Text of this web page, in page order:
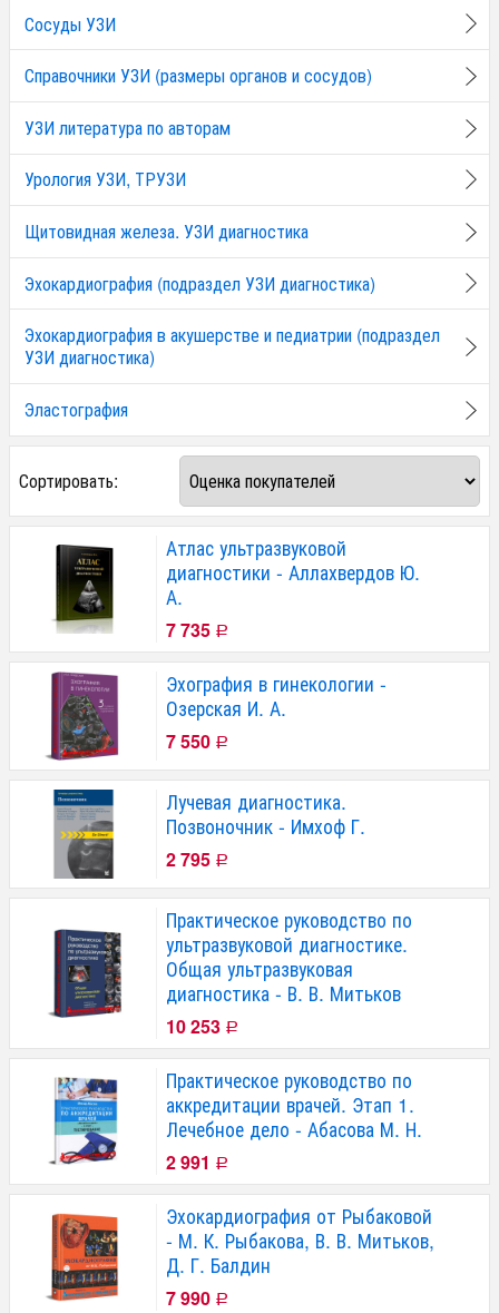
Сосуды УЗИ
Справочники УЗИ (размеры органов и сосудов)
УЗИ литература по авторам
Урология УЗИ, ТРУЗИ
Щитовидная железа. УЗИ диагностика
Эхокардиография (подраздел УЗИ диагностика)
Эхокардиография в акушерстве и педиатрии (подраздел
УЗИ диагностика)
Эластография
Сортировать:
Атлас ультразвуковой
диагностики - Аллахвердов Ю.
А.
7 735 Р
Эхография в гинекологии -
Озерская И. А.
7 550 Р
Лучевая диагностика.
Позвоночник - Имхоф Г.
2 795 Р
Практическое руководство по
ультразвуковой диагностике.
Общая ультразвуковая
диагностика - В. В. Митьков
10 253 Р
Практическое руководство по
аккредитации врачей. Этап 1.
Лечебное дело - Абасова М. Н.
2 991 Р
Эхокардиография от Рыбаковой
- М. К. Рыбакова, В. В. Митьков,
Д. Г. Балдин
7 990 Р